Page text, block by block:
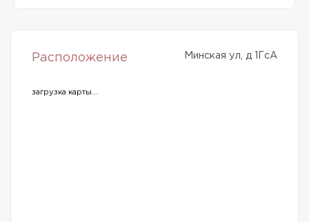
Расположение Минская ул, д 1ГсА
загрузка карты...